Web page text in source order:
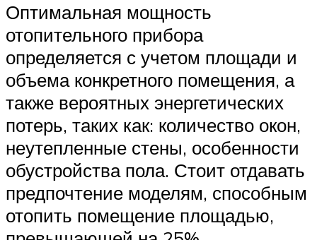
Оптимальная мощность
отопительного прибора
определяется с учетом площади и
объема конкретного помещения, а
также вероятных энергетических
потерь, таких как: количество окон,
неутепленные стены, особенности
обустройства пола. Стоит отдавать
предпочтение моделям, способным
отопить помещение площадью,